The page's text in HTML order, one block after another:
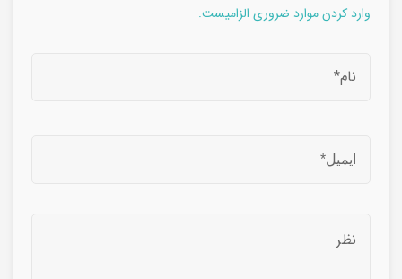
وارد کردن موارد ضروری الزامیست.